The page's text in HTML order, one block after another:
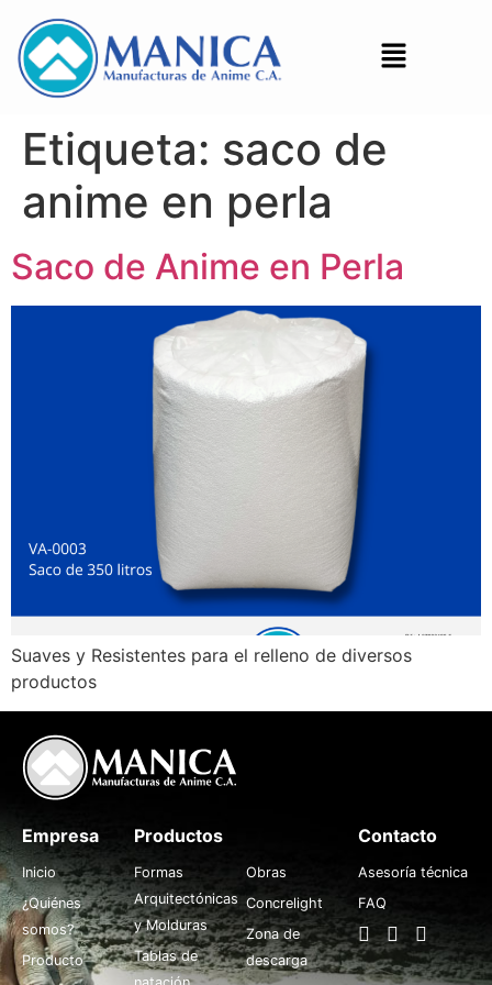
Etiqueta: saco de
anime en perla
Saco de Anime en Perla
Suaves y Resistentes para el relleno de diversos
productos
Empresa
Inicio
¿Quiénes
somos?
Producto
Productos
Formas
Arquitectónicas
y Molduras
Tablas de
Obras
Concrelight
Zona de
descarga
Contacto
Asesoría técnica
FAQ